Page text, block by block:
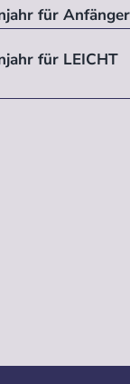
für Anfänger
für LEICHT